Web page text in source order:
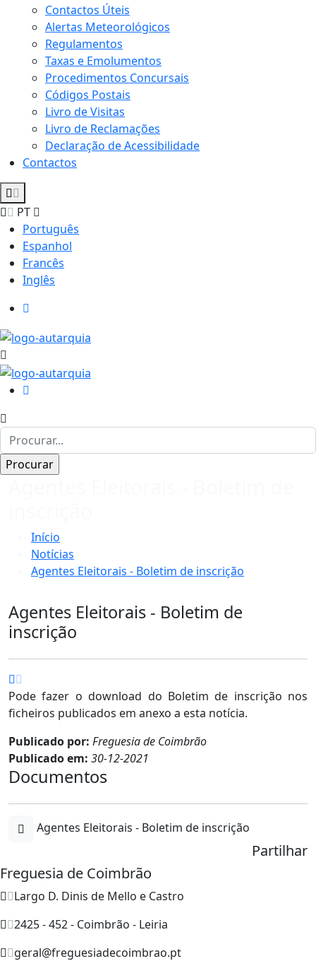
Contactos Úteis
Alertas Meteorológicos
Regulamentos
Taxas e Emolumentos
Procedimentos Concursais
Códigos Postais
Livro de Visitas
Livro de Reclamações
Declaração de Acessibilidade
Contactos
PT
Português
Espanhol
Francês
Inglês
Início
Notícias
Agentes Eleitorais - Boletim de inscrição
Agentes Eleitorais - Boletim de
inscrição
Pode fazer o download do Boletim de inscrição nos
ficheiros publicados em anexo a esta notícia.
Publicado por: Freguesia de Coimbrão
Publicado em: 30-12-2021
Documentos
Agentes Eleitorais - Boletim de inscrição
Partilhar
Freguesia de Coimbrão
Largo D. Dinis de Mello e Castro
2425 - 452 - Coimbrão - Leiria
geral@freguesiadecoimbrao.pt